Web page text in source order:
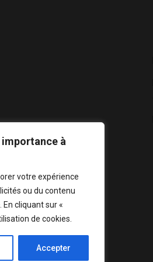
à
votre expérience
ou du contenu
cliquant sur «
de cookies.
Accepter
art.
signature ! ♡